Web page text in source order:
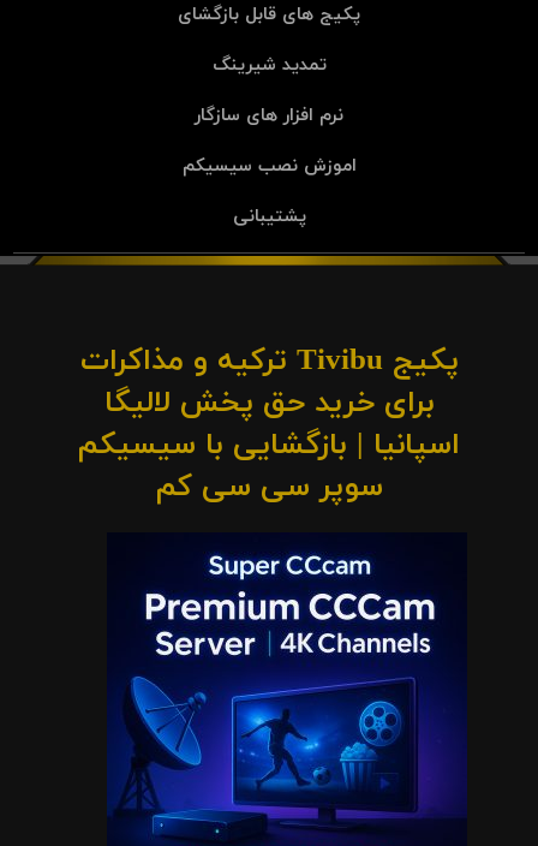
پکیج های قابل بازگشای
تمدید شیرینگ
نرم افزار های سازگار
اموزش نصب سیسیکم
پشتیبانی
پکیج Tivibu ترکیه و مذاکرات
برای خرید حق پخش لالیگا
اسپانیا | بازگشایی با سیسیکم
سوپر سی سی کم